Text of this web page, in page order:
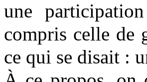
une
compris celle de
ce qui se disait :